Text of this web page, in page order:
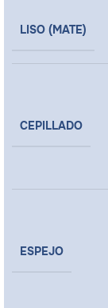
LISO (MATE)
CEPILLADO
ESPEJO